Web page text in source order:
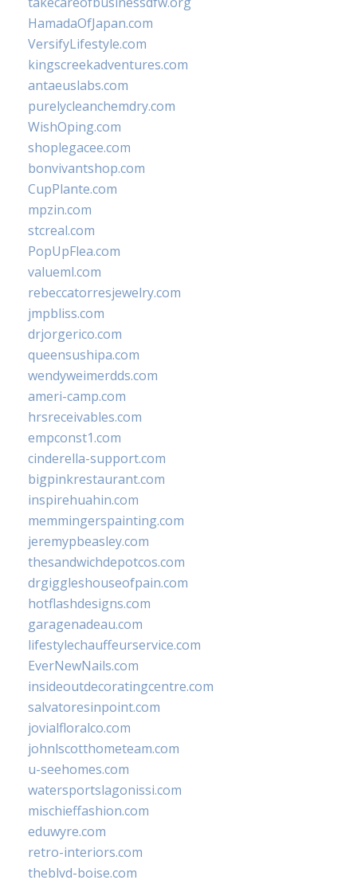
HamadaOfJapan.com
VersifyLifestyle.com
kingscreekadventures.com
antaeuslabs.com
purelycleanchemdry.com
WishOping.com
shoplegacee.com
bonvivantshop.com
CupPlante.com
mpzin.com
stcreal.com
PopUpFlea.com
valueml.com
rebeccatorresjewelry.com
jmpbliss.com
drjorgerico.com
queensushipa.com
wendyweimerdds.com
ameri-camp.com
hrsreceivables.com
empconst1.com
cinderella-support.com
bigpinkrestaurant.com
inspirehuahin.com
memmingerspainting.com
jeremypbeasley.com
thesandwichdepotcos.com
drgiggleshouseofpain.com
hotflashdesigns.com
garagenadeau.com
lifestylechauffeurservice.com
EverNewNails.com
insideoutdecoratingcentre.com
salvatoresinpoint.com
jovialfloralco.com
johnlscotthometeam.com
u-seehomes.com
watersportslagonissi.com
mischieffashion.com
eduwyre.com
retro-interiors.com
theblvd-boise.com